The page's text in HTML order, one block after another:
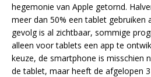
hegemonie van Apple getornd.
meer dan 50% een tablet
gevolg is al zichtbaar, sommige
alleen voor tablets een app te
keuze, de smartphone is misschien
de tablet, maar heeft de afgelopen